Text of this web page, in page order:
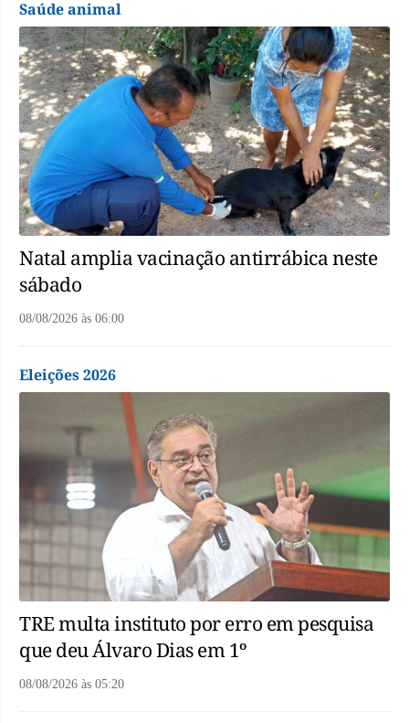
Saúde animal
Natal amplia vacinação antirrábica neste
sábado
08/08/2026 às 06:00
Eleições 2026
TRE multa instituto por erro em pesquisa
que deu Álvaro Dias em 1º
08/08/2026 às 05:20